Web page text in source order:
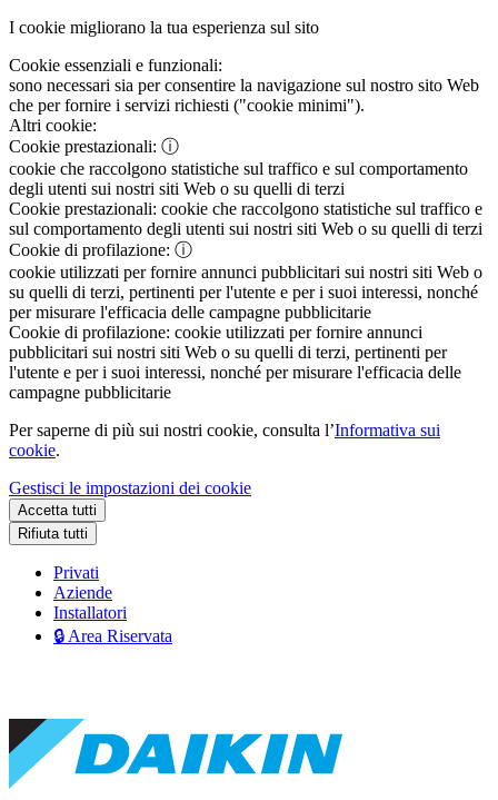
I cookie migliorano la tua esperienza sul sito
Cookie essenziali e funzionali:
sono necessari sia per consentire la navigazione sul nostro sito Web
che per fornire i servizi richiesti ("cookie minimi").
Altri cookie:
Cookie prestazionali: ⓘ
cookie che raccolgono statistiche sul traffico e sul comportamento
degli utenti sui nostri siti Web o su quelli di terzi
Cookie prestazionali: cookie che raccolgono statistiche sul traffico e
sul comportamento degli utenti sui nostri siti Web o su quelli di terzi
Cookie di profilazione: ⓘ
cookie utilizzati per fornire annunci pubblicitari sui nostri siti Web o
su quelli di terzi, pertinenti per l'utente e per i suoi interessi, nonché
per misurare l'efficacia delle campagne pubblicitarie
Cookie di profilazione: cookie utilizzati per fornire annunci
pubblicitari sui nostri siti Web o su quelli di terzi, pertinenti per
l'utente e per i suoi interessi, nonché per misurare l'efficacia delle
campagne pubblicitarie
Per saperne di più sui nostri cookie, consulta l’Informativa sui
cookie.
Gestisci le impostazioni dei cookie
Accetta tutti
Rifiuta tutti
Privati
Aziende
Installatori
🔒 Area Riservata